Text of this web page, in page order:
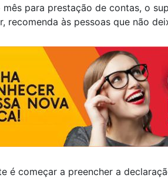
mês para prestação de contas, o
recomenda às pessoas que não
é começar a preencher a